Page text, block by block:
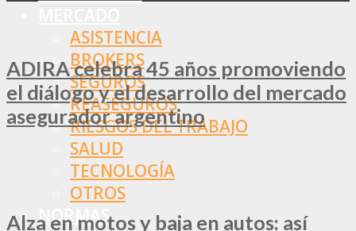
ASISTENCIA
BROKERS
SEGUROS
REASEGUROS
RIESGOS DEL TRABAJO
SALUD
TECNOLOGÍA
OTROS
NORMAS
ADIRA celebra 45 años promoviendo
el diálogo y el desarrollo del mercado
asegurador argentino
Alza en motos y baja en autos: así